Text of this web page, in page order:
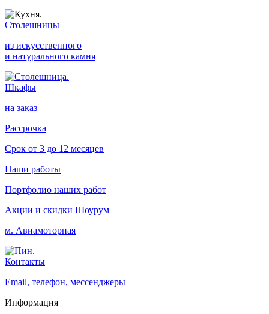
Столешницы
из искусственного
и натурального камня
Шкафы
на заказ
Рассрочка
Срок от 3 до 12 месяцев
Наши работы
Портфолио наших работ
Акции и скидки Шоурум
м. Авиамоторная
Контакты
Email, телефон, мессенджеры
Информация